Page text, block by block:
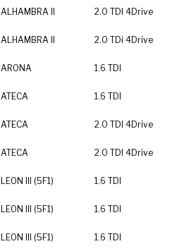
ALHAMBRA II 2.0 TDI 4Drive
ALHAMBRA II 2.0 TDi 4Drive
ARONA 1.6 TDI
ATECA 1.6 TDI
ATECA 2.0 TDI 4Drive
ATECA 2.0 TDI 4Drive
LEON III (5F1) 1.6 TDI
LEON III (5F1) 1.6 TDI
LEON III (5F1) 1.6 TDI